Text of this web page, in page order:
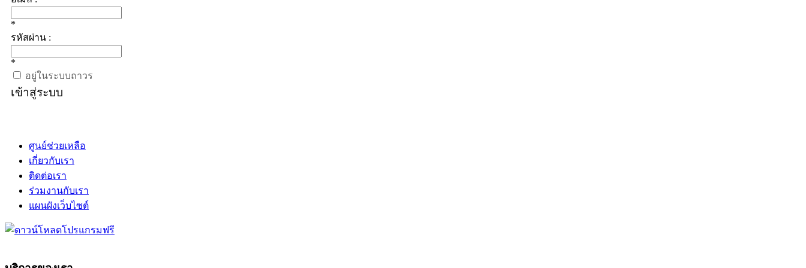
*
รหัสผ่าน :
*
อยู่ในระบบถาวร
เข้าสู่ระบบ
ศูนย์ช่วยเหลือ
เกี่ยวกับเรา
ติดต่อเรา
ร่วมงานกับเรา
แผนผังเว็บไซต์